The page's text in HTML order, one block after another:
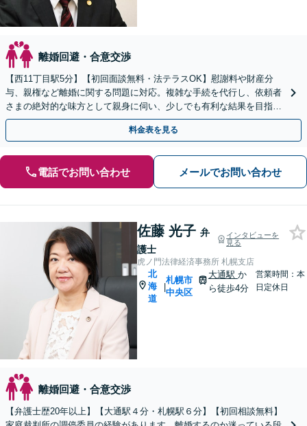
離婚回避・合意交渉
【西11丁目駅5分】【初回面談無料・法テラスOK】慰謝料や財産分
与、親権など離婚に関する問題に対応。複雑な手続を代行し、依頼者
さまの絶対的な味方として親身に伺い、少しでも有利な結果を目指し
て尽力します【即日／夜間・休日対応可能】
料金表を見る
電話でお問い合わせ メールでお問い合わせ
佐藤 光子 弁
護士
インタビューを
見る
虎ノ門法律経済事務所 札幌支店
北
海
道
|
札幌市
中央区
大通駅 か
ら徒歩4分
営業時間：本
日定休日
離婚回避・合意交渉
【弁護士歴20年以上】【大通駅４分・札幌駅６分】【初回相談無料】